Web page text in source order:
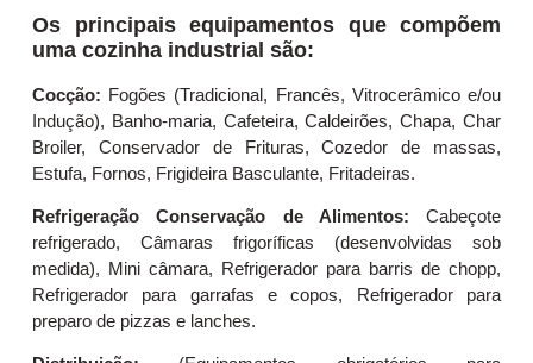
Os principais equipamentos que compõem
uma cozinha industrial são:
Cocção: Fogões (Tradicional, Francês, Vitrocerâmico e/ou
Indução), Banho-maria, Cafeteira, Caldeirões, Chapa, Char
Broiler, Conservador de Frituras, Cozedor de massas,
Estufa, Fornos, Frigideira Basculante, Fritadeiras.
Refrigeração Conservação de Alimentos: Cabeçote
refrigerado, Câmaras frigoríficas (desenvolvidas sob
medida), Mini câmara, Refrigerador para barris de chopp,
Refrigerador para garrafas e copos, Refrigerador para
preparo de pizzas e lanches.